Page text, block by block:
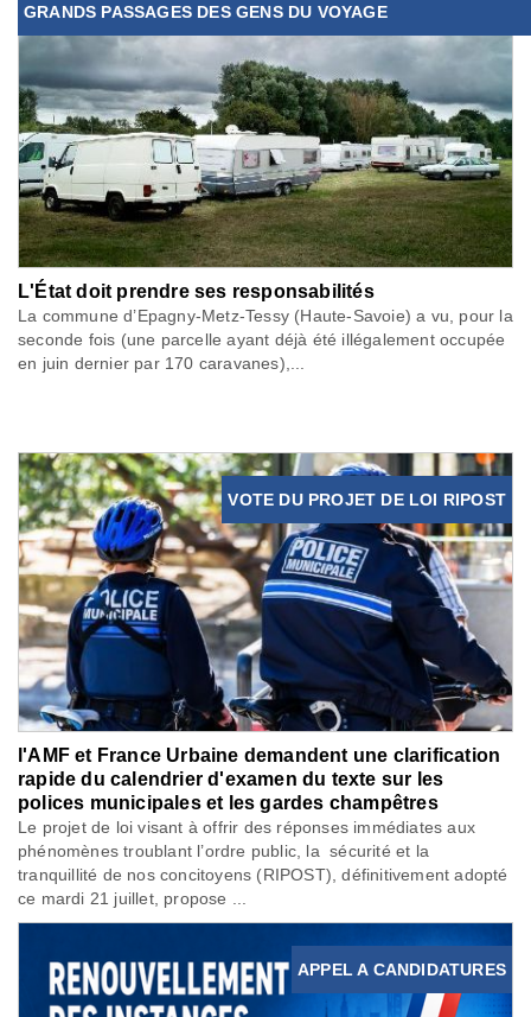
GRANDS PASSAGES DES GENS DU VOYAGE
L'État doit prendre ses responsabilités
La commune d’Epagny-Metz-Tessy (Haute-Savoie) a vu, pour la
seconde fois (une parcelle ayant déjà été illégalement occupée
en juin dernier par 170 caravanes),...
VOTE DU PROJET DE LOI RIPOST
l'AMF et France Urbaine demandent une clarification
rapide du calendrier d'examen du texte sur les
polices municipales et les gardes champêtres
Le projet de loi visant à offrir des réponses immédiates aux
phénomènes troublant l’ordre public, la sécurité et la
tranquillité de nos concitoyens (RIPOST), définitivement adopté
ce mardi 21 juillet, propose ...
APPEL A CANDIDATURES